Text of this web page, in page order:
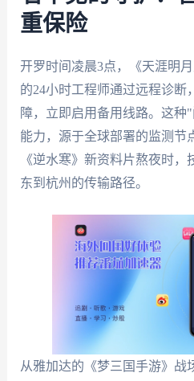
重保险
开罗时间凌晨3点，《天涯明
的24小时工程师通过远程诊断
障，立即启用备用线路。这
能力，源于全球部署的监测节
《逆水寒》新资料片熬夜时
东到杭州的传输路径。
从雅加达的《梦三国手游》战